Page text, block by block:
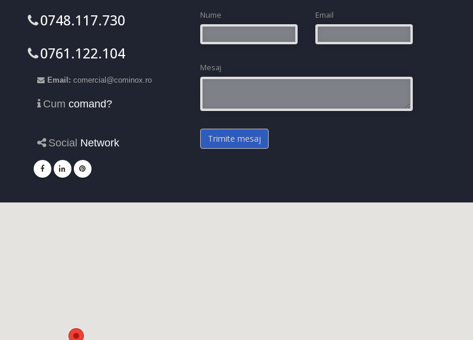
0748.117.730
0761.122.104
Email: comercial@cominox.ro
Cum comand?
Social Network
Nume Email
Mesaj